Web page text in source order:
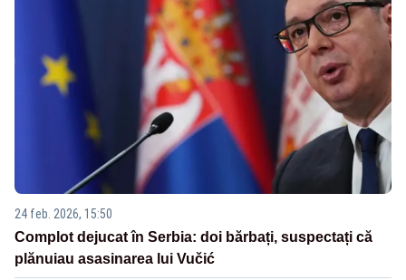
24 feb. 2026, 15:50
Complot dejucat în Serbia: doi bărbați, suspectați că
plănuiau asasinarea lui Vučić